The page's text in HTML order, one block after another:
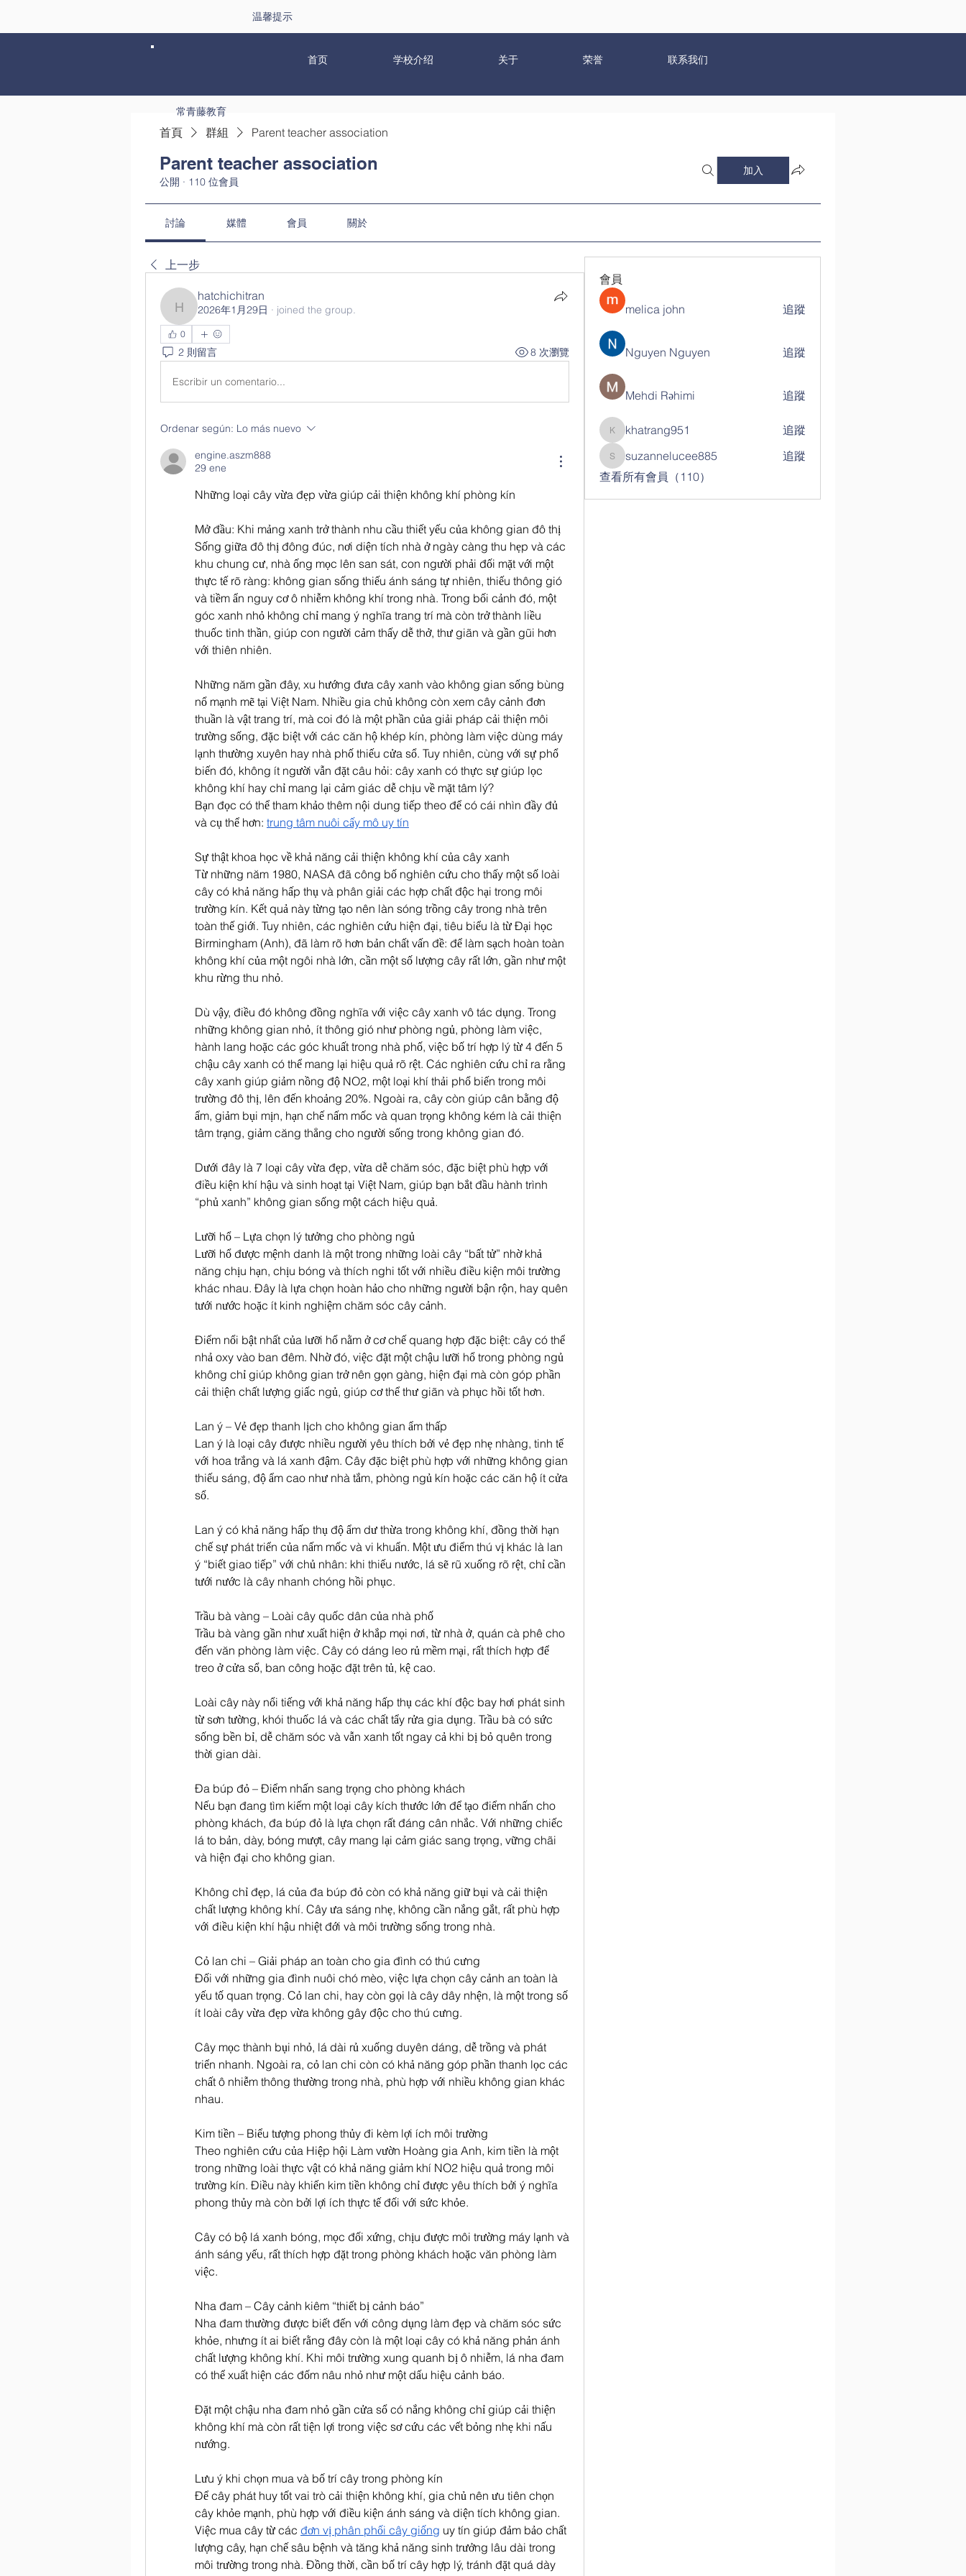
温馨提示
首页 学校介绍 关于 荣誉 联系我们
首頁 群組 Parent teacher association
Parent teacher association
公開 · 110 位會員
加入
討論 媒體 會員 關於
上一步
hatchichitran
hatchichitran
2026年1月29日 · joined the group.
0
2 則留言 8 次瀏覽
Escribir un comentario...
Ordenar según: Lo más nuevo
engine.aszm888
29 ene
Những loại cây vừa đẹp vừa giúp cải thiện không khí phòng kín
Mở đầu: Khi mảng xanh trở thành nhu cầu thiết yếu của không gian đô thị
Sống giữa đô thị đông đúc, nơi diện tích nhà ở ngày càng thu hẹp và các
khu chung cư, nhà ống mọc lên san sát, con người phải đối mặt với một
thực tế rõ ràng: không gian sống thiếu ánh sáng tự nhiên, thiếu thông gió
và tiềm ẩn nguy cơ ô nhiễm không khí trong nhà. Trong bối cảnh đó, một
góc xanh nhỏ không chỉ mang ý nghĩa trang trí mà còn trở thành liều
thuốc tinh thần, giúp con người cảm thấy dễ thở, thư giãn và gần gũi hơn
với thiên nhiên.
Những năm gần đây, xu hướng đưa cây xanh vào không gian sống bùng
nổ mạnh mẽ tại Việt Nam. Nhiều gia chủ không còn xem cây cảnh đơn
thuần là vật trang trí, mà coi đó là một phần của giải pháp cải thiện môi
trường sống, đặc biệt với các căn hộ khép kín, phòng làm việc dùng máy
lạnh thường xuyên hay nhà phố thiếu cửa sổ. Tuy nhiên, cùng với sự phổ
biến đó, không ít người vẫn đặt câu hỏi: cây xanh có thực sự giúp lọc
không khí hay chỉ mang lại cảm giác dễ chịu về mặt tâm lý?
Bạn đọc có thể tham khảo thêm nội dung tiếp theo để có cái nhìn đầy đủ
và cụ thể hơn: trung tâm nuôi cấy mô uy tín
Sự thật khoa học về khả năng cải thiện không khí của cây xanh
Từ những năm 1980, NASA đã công bố nghiên cứu cho thấy một số loài
cây có khả năng hấp thụ và phân giải các hợp chất độc hại trong môi
trường kín. Kết quả này từng tạo nên làn sóng trồng cây trong nhà trên
toàn thế giới. Tuy nhiên, các nghiên cứu hiện đại, tiêu biểu là từ Đại học
Birmingham (Anh), đã làm rõ hơn bản chất vấn đề: để làm sạch hoàn toàn
không khí của một ngôi nhà lớn, cần một số lượng cây rất lớn, gần như một
khu rừng thu nhỏ.
Dù vậy, điều đó không đồng nghĩa với việc cây xanh vô tác dụng. Trong
những không gian nhỏ, ít thông gió như phòng ngủ, phòng làm việc,
hành lang hoặc các góc khuất trong nhà phố, việc bố trí hợp lý từ 4 đến 5
chậu cây xanh có thể mang lại hiệu quả rõ rệt. Các nghiên cứu chỉ ra rằng
cây xanh giúp giảm nồng độ NO2, một loại khí thải phổ biến trong môi
trường đô thị, lên đến khoảng 20%. Ngoài ra, cây còn giúp cân bằng độ
ẩm, giảm bụi mịn, hạn chế nấm mốc và quan trọng không kém là cải thiện
tâm trạng, giảm căng thẳng cho người sống trong không gian đó.
Dưới đây là 7 loại cây vừa đẹp, vừa dễ chăm sóc, đặc biệt phù hợp với
điều kiện khí hậu và sinh hoạt tại Việt Nam, giúp bạn bắt đầu hành trình
“phủ xanh” không gian sống một cách hiệu quả.
Lưỡi hổ – Lựa chọn lý tưởng cho phòng ngủ
Lưỡi hổ được mệnh danh là một trong những loài cây “bất tử” nhờ khả
năng chịu hạn, chịu bóng và thích nghi tốt với nhiều điều kiện môi trường
khác nhau. Đây là lựa chọn hoàn hảo cho những người bận rộn, hay quên
tưới nước hoặc ít kinh nghiệm chăm sóc cây cảnh.
Điểm nổi bật nhất của lưỡi hổ nằm ở cơ chế quang hợp đặc biệt: cây có thể
nhả oxy vào ban đêm. Nhờ đó, việc đặt một chậu lưỡi hổ trong phòng ngủ
không chỉ giúp không gian trở nên gọn gàng, hiện đại mà còn góp phần
cải thiện chất lượng giấc ngủ, giúp cơ thể thư giãn và phục hồi tốt hơn.
Lan ý – Vẻ đẹp thanh lịch cho không gian ẩm thấp
Lan ý là loại cây được nhiều người yêu thích bởi vẻ đẹp nhẹ nhàng, tinh tế
với hoa trắng và lá xanh đậm. Cây đặc biệt phù hợp với những không gian
thiếu sáng, độ ẩm cao như nhà tắm, phòng ngủ kín hoặc các căn hộ ít cửa
sổ.
Lan ý có khả năng hấp thụ độ ẩm dư thừa trong không khí, đồng thời hạn
chế sự phát triển của nấm mốc và vi khuẩn. Một ưu điểm thú vị khác là lan
ý “biết giao tiếp” với chủ nhân: khi thiếu nước, lá sẽ rũ xuống rõ rệt, chỉ cần
tưới nước là cây nhanh chóng hồi phục.
Trầu bà vàng – Loài cây quốc dân của nhà phố
Trầu bà vàng gần như xuất hiện ở khắp mọi nơi, từ nhà ở, quán cà phê cho
đến văn phòng làm việc. Cây có dáng leo rủ mềm mại, rất thích hợp để
treo ở cửa sổ, ban công hoặc đặt trên tủ, kệ cao.
Loài cây này nổi tiếng với khả năng hấp thụ các khí độc bay hơi phát sinh
từ sơn tường, khói thuốc lá và các chất tẩy rửa gia dụng. Trầu bà có sức
sống bền bỉ, dễ chăm sóc và vẫn xanh tốt ngay cả khi bị bỏ quên trong
thời gian dài.
Đa búp đỏ – Điểm nhấn sang trọng cho phòng khách
Nếu bạn đang tìm kiếm một loại cây kích thước lớn để tạo điểm nhấn cho
phòng khách, đa búp đỏ là lựa chọn rất đáng cân nhắc. Với những chiếc
lá to bản, dày, bóng mượt, cây mang lại cảm giác sang trọng, vững chãi
và hiện đại cho không gian.
Không chỉ đẹp, lá của đa búp đỏ còn có khả năng giữ bụi và cải thiện
chất lượng không khí. Cây ưa sáng nhẹ, không cần nắng gắt, rất phù hợp
với điều kiện khí hậu nhiệt đới và môi trường sống trong nhà.
Cỏ lan chi – Giải pháp an toàn cho gia đình có thú cưng
Đối với những gia đình nuôi chó mèo, việc lựa chọn cây cảnh an toàn là
yếu tố quan trọng. Cỏ lan chi, hay còn gọi là cây dây nhện, là một trong số
ít loài cây vừa đẹp vừa không gây độc cho thú cưng.
Cây mọc thành bụi nhỏ, lá dài rủ xuống duyên dáng, dễ trồng và phát
triển nhanh. Ngoài ra, cỏ lan chi còn có khả năng góp phần thanh lọc các
chất ô nhiễm thông thường trong nhà, phù hợp với nhiều không gian khác
nhau.
Kim tiền – Biểu tượng phong thủy đi kèm lợi ích môi trường
Theo nghiên cứu của Hiệp hội Làm vườn Hoàng gia Anh, kim tiền là một
trong những loài thực vật có khả năng giảm khí NO2 hiệu quả trong môi
trường kín. Điều này khiến kim tiền không chỉ được yêu thích bởi ý nghĩa
phong thủy mà còn bởi lợi ích thực tế đối với sức khỏe.
Cây có bộ lá xanh bóng, mọc đối xứng, chịu được môi trường máy lạnh và
ánh sáng yếu, rất thích hợp đặt trong phòng khách hoặc văn phòng làm
việc.
Nha đam – Cây cảnh kiêm “thiết bị cảnh báo”
Nha đam thường được biết đến với công dụng làm đẹp và chăm sóc sức
khỏe, nhưng ít ai biết rằng đây còn là một loại cây có khả năng phản ánh
chất lượng không khí. Khi môi trường xung quanh bị ô nhiễm, lá nha đam
có thể xuất hiện các đốm nâu nhỏ như một dấu hiệu cảnh báo.
Đặt một chậu nha đam nhỏ gần cửa sổ có nắng không chỉ giúp cải thiện
không khí mà còn rất tiện lợi trong việc sơ cứu các vết bỏng nhẹ khi nấu
nướng.
Lưu ý khi chọn mua và bố trí cây trong phòng kín
Để cây phát huy tốt vai trò cải thiện không khí, gia chủ nên ưu tiên chọn
cây khỏe mạnh, phù hợp với điều kiện ánh sáng và diện tích không gian.
Việc mua cây từ các đơn vị phân phối cây giống uy tín giúp đảm bảo chất
lượng cây, hạn chế sâu bệnh và tăng khả năng sinh trưởng lâu dài trong
môi trường trong nhà. Đồng thời, cần bố trí cây hợp lý, tránh đặt quá dày
會員
melica john 追蹤
Nguyen Nguyen 追蹤
Mehdi Rəhimi 追蹤
khatrang951
khatrang951 追蹤
suzannelucee885
suzannelucee885
追蹤
查看所有會員（110）
常青藤教育